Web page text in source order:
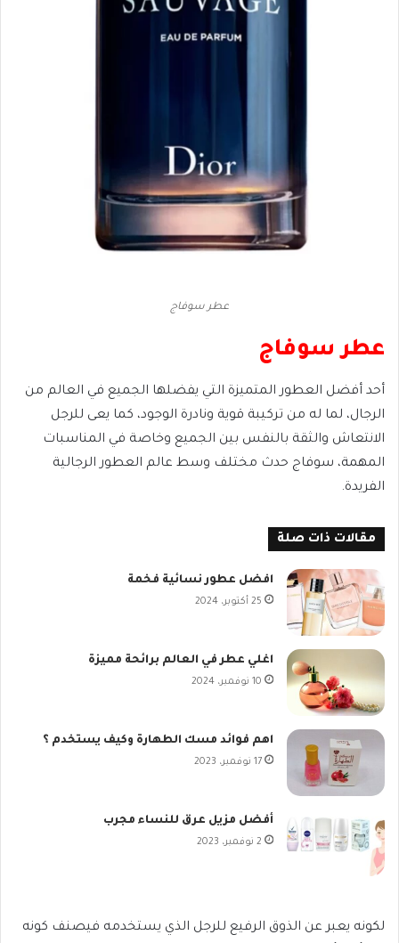
عطر سوفاج
عطر سوفاج
أحد أفضل العطور المتميزة التي يفضلها الجميع في العالم من
الرجال، لما له من تركيبة قوية ونادرة الوجود، كما يعى للرجل
الانتعاش والثقة بالنفس بين الجميع وخاصة في المناسبات
المهمة، سوفاج حدث مختلف وسط عالم العطور الرجالية
الفريدة.
مقالات ذات صلة
افضل عطور نسائية فخمة
25 أكتوبر، 2024
اغلي عطر في العالم برائحة مميزة
10 نوفمبر، 2024
اهم فوائد مسك الطهارة وكيف يستخدم ؟
17 نوفمبر، 2023
أفضل مزيل عرق للنساء مجرب
2 نوفمبر، 2023
لكونه يعبر عن الذوق الرفيع للرجل الذي يستخدمه فيصنف كونه